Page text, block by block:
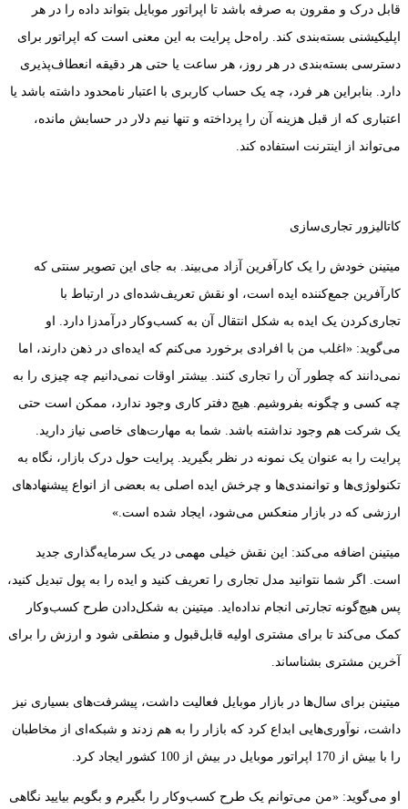
قابل درک و مقرون به صرفه باشد تا اپراتور موبایل بتواند داده را در هر
اپلیکیشنی بسته‌بندی کند. راه‌حل پرایت به این معنی است که اپراتور برای
دسترسی بسته‌بندی در هر روز، هر ساعت یا حتی هر دقیقه انعطاف‌پذیری
دارد. بنابراین هر فرد، چه یک حساب کاربری با اعتبار نامحدود داشته باشد یا
اعتباری که از قبل هزینه آن را پرداخته و تنها نیم دلار در حسابش مانده،
می‌تواند از اینترنت استفاده کند.
کاتالیزور تجاری‌سازی
میتینن خودش را یک کارآفرین آزاد می‌بیند. به جای این تصویر سنتی که
کارآفرین جمع‌کننده ایده است، او نقش تعریف‌شده‌ای در ارتباط با
تجاری‌کردن یک ایده به شکل انتقال آن به کسب‌وکار درآمدزا دارد. او
می‌گوید: «اغلب من با افرادی برخورد می‌کنم که ایده‌ای در ذهن دارند، اما
نمی‌دانند که چطور آن را تجاری کنند. بیشتر اوقات نمی‌دانیم چه چیزی را به
چه کسی و چگونه بفروشیم. هیچ دفتر کاری وجود ندارد، ممکن است حتی
یک شرکت هم وجود نداشته باشد. شما به مهارت‌های خاصی نیاز دارید.
پرایت را به عنوان یک نمونه در نظر بگیرید. پرایت حول درک بازار، نگاه به
تکنولوژی‌ها و توانمندی‌ها و چرخش ایده اصلی به بعضی از انواع پیشنهادهای
ارزشی که در بازار منعکس می‌شود، ایجاد شده است.»
میتینن اضافه می‌کند: این نقش خیلی مهمی در یک سرمایه‌گذاری جدید
است. اگر شما نتوانید مدل تجاری را تعریف کنید و ایده را به پول تبدیل کنید،
پس هیچ‌گونه تجارتی انجام نداده‌اید. میتینن به شکل‌دادن طرح کسب‌وکار
کمک می‌کند تا برای مشتری اولیه قابل‌قبول و منطقی شود و ارزش را برای
آخرین مشتری بشناساند.
میتینن برای سال‌ها در بازار موبایل فعالیت داشت، پیشرفت‌های بسیاری نیز
داشت، نوآوری‌هایی ابداع کرد که بازار را به هم زدند و شبکه‌ای از مخاطبان
را با بیش از 170 اپراتور موبایل در بیش از 100 کشور ایجاد کرد.
او می‌گوید: «من می‌توانم یک طرح کسب‌وکار را بگیرم و بگویم بیایید نگاهی